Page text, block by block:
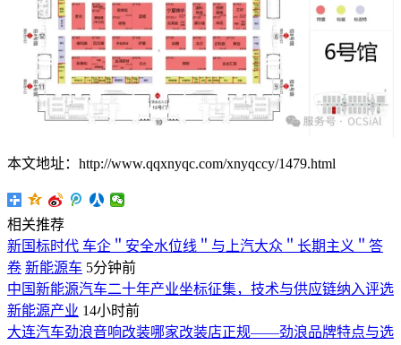
本文地址：http://www.qqxnyqc.com/xnyqccy/1479.html
相关推荐
新国标时代 车企＂安全水位线＂与上汽大众＂长期主义＂答
卷 新能源车 5分钟前
中国新能源汽车二十年产业坐标征集，技术与供应链纳入评选
新能源产业 14小时前
大连汽车劲浪音响改装哪家改装店正规——劲浪品牌特点与选